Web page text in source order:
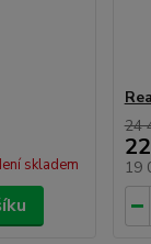
skladem
24
19